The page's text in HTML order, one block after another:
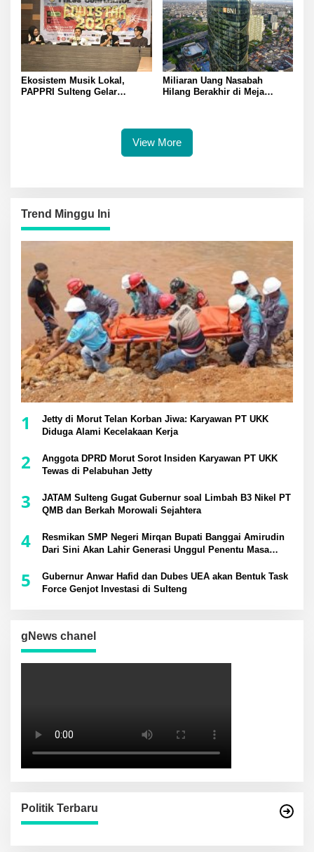
Ekosistem Musik Lokal,
PAPPRI Sulteng Gelar
Miliaran Uang Nasabah
Hilang Berakhir di Meja
View More
Trend Minggu Ini
1
Jetty di Morut Telan Korban Jiwa: Karyawan PT UKK
Diduga Alami Kecelakaan Kerja
2
Anggota DPRD Morut Sorot Insiden Karyawan PT UKK
Tewas di Pelabuhan Jetty
3
JATAM Sulteng Gugat Gubernur soal Limbah B3 Nikel PT
QMB dan Berkah Morowali Sejahtera
4
Resmikan SMP Negeri Mirqan Bupati Banggai Amirudin
Dari Sini Akan Lahir Generasi Unggul Penentu Masa
5
Gubernur Anwar Hafid dan Dubes UEA akan Bentuk Task
Force Genjot Investasi di Sulteng
gNews chanel
Politik Terbaru